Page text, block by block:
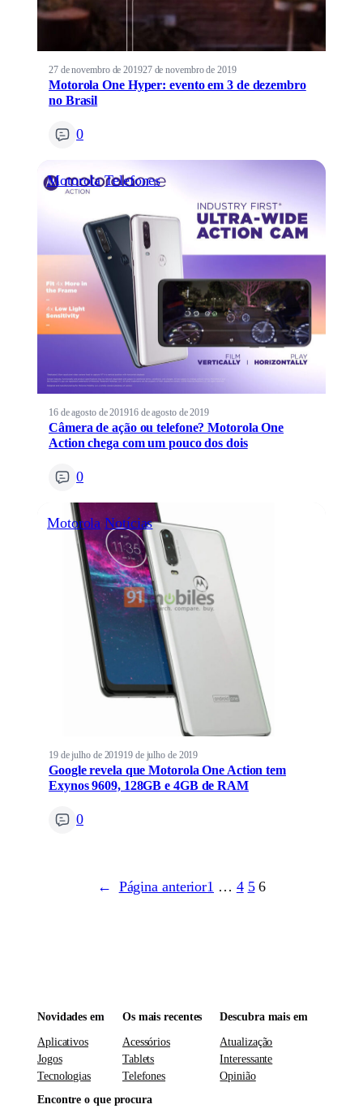
27 de novembro de 201927 de novembro de 2019
Motorola One Hyper: evento em 3 de dezembro
no Brasil
0
Motorola Telefones
16 de agosto de 201916 de agosto de 2019
Câmera de ação ou telefone? Motorola One
Action chega com um pouco dos dois
0
Motorola Notícias
19 de julho de 201919 de julho de 2019
Google revela que Motorola One Action tem
Exynos 9609, 128GB e 4GB de RAM
0
← Página anterior1 … 4 5 6
Novidades em
Aplicativos
Jogos
Tecnologias
Os mais recentes
Acessórios
Tablets
Telefones
Descubra mais em
Atualização
Interessante
Opinião
Encontre o que procura